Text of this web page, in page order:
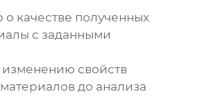
качестве полученных
с заданными
изменению свойств
до анализа